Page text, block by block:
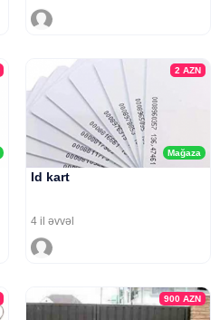
Mağaza
2 AZN
Id kart
4 il əvvəl
900 AZN